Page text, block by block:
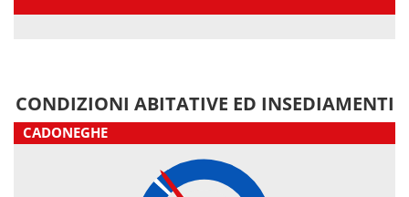
CONDIZIONI ABITATIVE ED INSEDIAMENTI
CADONEGHE